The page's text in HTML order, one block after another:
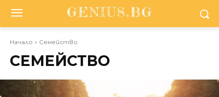
Начало Семейство
СЕМЕЙСТВО